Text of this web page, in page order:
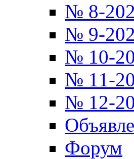
№ 8-
№ 9-
№ 10-
№ 11-
№ 12-
Форум